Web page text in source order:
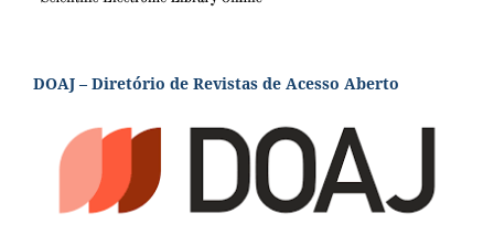
DOAJ – Diretório de Revistas de Acesso Aberto